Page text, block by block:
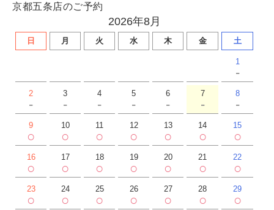
京都五条店のご予約
2026年8月
日 月 火 水 木 金 土
1
-
2
-
3
-
4
-
5
-
6
-
7
-
8
-
9
○
10
○
11
○
12
○
13
○
14
○
15
○
16
○
17
○
18
○
19
○
20
○
21
○
22
○
23
○
24
○
25
○
26
○
27
○
28
○
29
○